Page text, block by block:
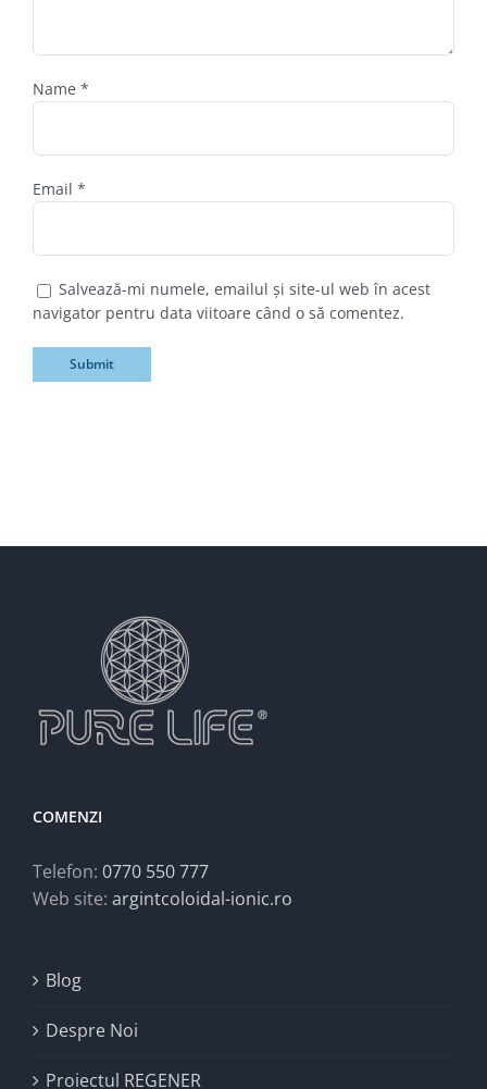
Name *
Email *
Salvează-mi numele, emailul și site-ul web în acest
navigator pentru data viitoare când o să comentez.
COMENZI
Telefon: 0770 550 777
Web site: argintcoloidal-ionic.ro
Blog
Despre Noi
Proiectul REGENER